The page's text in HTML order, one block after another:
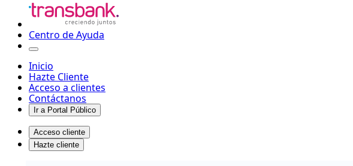
Centro de Ayuda
Inicio
Hazte Cliente
Acceso a clientes
Contáctanos
Ir a Portal Público
Acceso cliente
Hazte cliente